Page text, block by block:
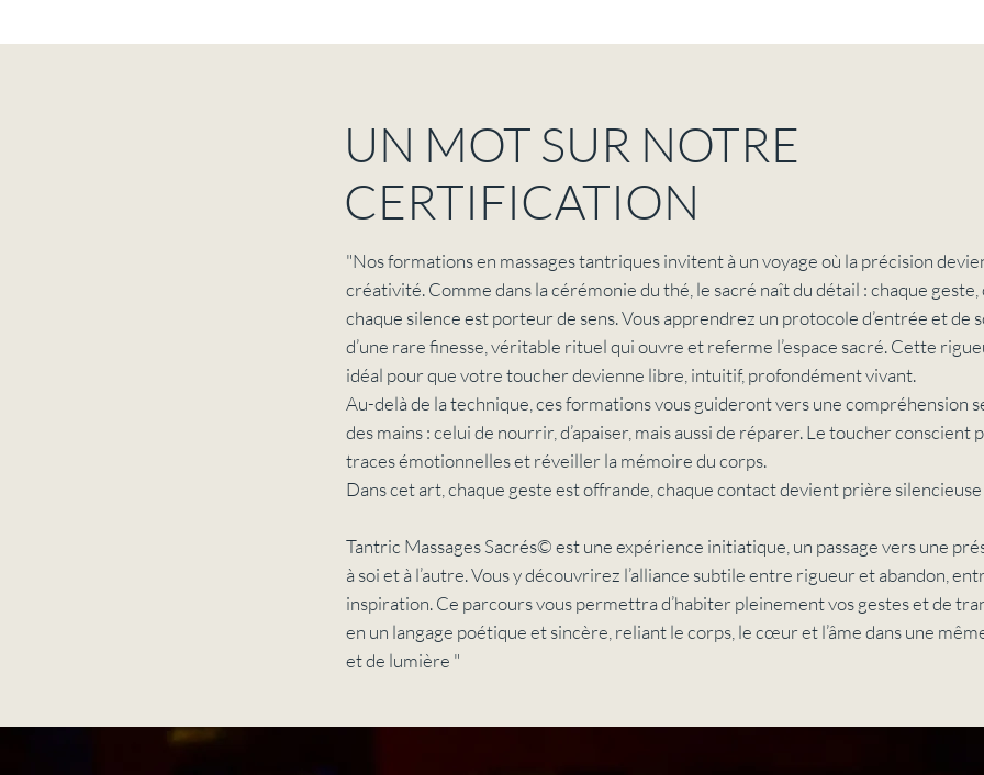
​UN MOT SUR NOTRE
CERTIFICATION
"Nos formations en massages tantriques invitent à un voyage où la précision
créativité. Comme dans la cérémonie du thé, le sacré naît du détail : chaque
chaque silence est porteur de sens. Vous apprendrez un protocole d’entrée et de
d’une rare finesse, véritable rituel qui ouvre et referme l’espace sacré. Cette
idéal pour que votre toucher devienne libre, intuitif, profondément vivant.
Au-delà de la technique, ces formations vous guideront vers une compréhension
des mains : celui de nourrir, d’apaiser, mais aussi de réparer. Le toucher
traces émotionnelles et réveiller la mémoire du corps.
Dans cet art, chaque geste est offrande, chaque contact devient prière silencieuse
Tantric Massages Sacrés© est une expérience initiatique, un passage vers une
à soi et à l’autre. Vous y découvrirez l’alliance subtile entre rigueur et abandon,
inspiration. Ce parcours vous permettra d’habiter pleinement vos gestes et de
en un langage poétique et sincère, reliant le corps, le cœur et l’âme dans une
et de lumière "